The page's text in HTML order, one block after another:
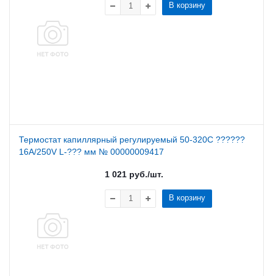
В корзину
Термостат капиллярный регулируемый 50-320С ??????
16A/250V L-??? мм № 00000009417
1 021 руб./шт.
В корзину